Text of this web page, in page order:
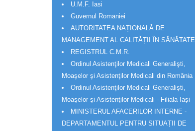
U.M.F. Iasi
Guvernul Romaniei
AUTORITATEA NAȚIONALĂ DE
MANAGEMENT AL CALITĂȚII ÎN SĂNĂTATE
REGISTRUL C.M.R.
Ordinul Asistenţilor Medicali Generalişti,
Moaşelor şi Asistenţilor Medicali din România
Ordinul Asistenţilor Medicali Generalişti,
Moaşelor şi Asistenţilor Medicali - Filiala Iași
MINISTERUL AFACERILOR INTERNE -
DEPARTAMENTUL PENTRU SITUAȚII DE